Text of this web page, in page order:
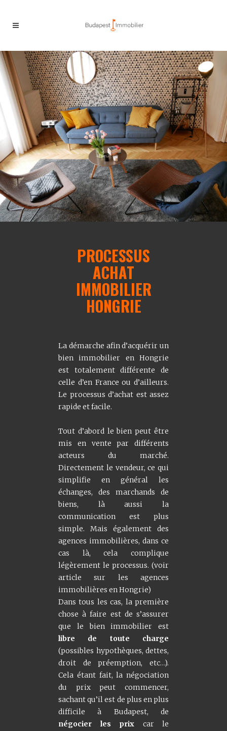
PROCESSUS
ACHAT
IMMOBILIER
HONGRIE
La démarche afin d’acquérir un
bien immobilier en Hongrie
est totalement différente de
celle d’en France ou d’ailleurs.
Le processus d’achat est assez
rapide et facile.
Tout d’abord le bien peut être
mis en vente par différents
acteurs du marché.
Directement le vendeur, ce qui
simplifie en général les
échanges, des marchands de
biens, là aussi la
communication est plus
simple. Mais également des
agences immobilières, dans ce
cas là, cela complique
légèrement le processus. (voir
article sur les agences
immobilières en Hongrie)
Dans tous les cas, la première
chose à faire est de s’assurer
que le bien immobilier est
libre de toute charge
(possibles hypothèques, dettes,
droit de préemption, etc…).
Cela étant fait, la négociation
du prix peut commencer,
sachant qu’il est de plus en plus
difficile à Budapest, de
négocier les prix car le